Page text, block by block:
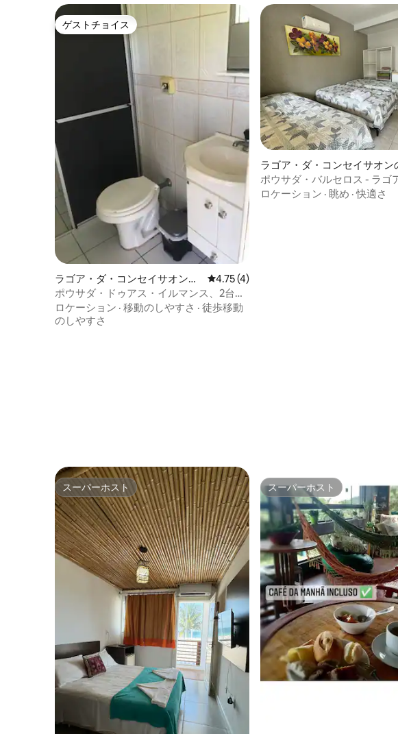
日あたりの料金には、家自体や、さまざ
まなパンや美味しい食品を含むコーヒー
を提供するパン屋で用意できる朝食は含
まれていません。 - 1日あたりの料金には
水着は含まれておらず、家の毎日の清掃
は含まれていません。 Casa Búziosは、レ
ッド川の源泉であるモザンビークのビー
チ全体をカバーするレッドリバー森林公
園の環境保護エリアに位置しており、コ
ンセイサンラグーンの流域の一部である
モザンビークのビーチ全体をカバーして
います。 注：キンタ・ド・ソルのホリデ
ーホームに電気機器を持ち込みたい場合
は、サンタカタリーナの電気は220ボルト
で稼働しています。
ゲストチョイス
ゲストチョイス
ラゴア・ダ・コンセイサオンの
個室
レビュー4件、5つ星中4.75つ星の平均評価
4.75 (4)
ポウサダ・ドゥアス・イルマンス、2台の
ベッドがある客室
ロケーション · 移動のしやすさ · 徒歩移動
のしやすさ
ラゴア・ダ・コンセイサオン
個室
ポウサダ・バルセロス - ラゴ
セイサン、スイートtr...
ロケーション · 眺め ·快適さ
スーパーホスト
スーパーホスト スーパーホスト
スーパーホスト